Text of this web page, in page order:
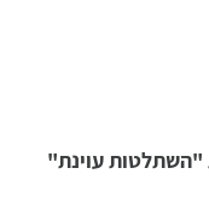
"השתלטות עוינת"